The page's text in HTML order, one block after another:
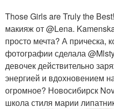
Those Girls are Truly the
макияж от @Lena.
просто мечта? А прическа,
фотографии сделала
девочек действительно
энергией и вдохновением
огромное? Новосибирск
школа стиля марии